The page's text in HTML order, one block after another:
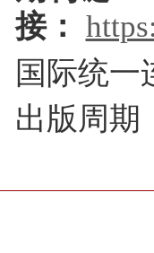
接：
国际统一
出版周期